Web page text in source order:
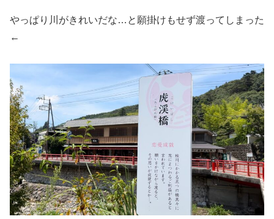
やっぱり川がきれいだな…と願掛けもせず渡ってしまった
←